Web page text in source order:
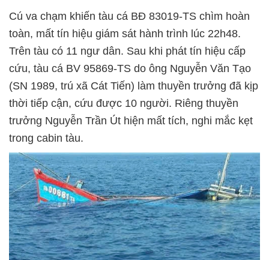
Cú va chạm khiến tàu cá BĐ 83019-TS chìm hoàn
toàn, mất tín hiệu giám sát hành trình lúc 22h48.
Trên tàu có 11 ngư dân. Sau khi phát tín hiệu cấp
cứu, tàu cá BV 95869-TS do ông Nguyễn Văn Tạo
(SN 1989, trú xã Cát Tiến) làm thuyền trưởng đã kịp
thời tiếp cận, cứu được 10 người. Riêng thuyền
trưởng Nguyễn Trần Út hiện mất tích, nghi mắc kẹt
trong cabin tàu.